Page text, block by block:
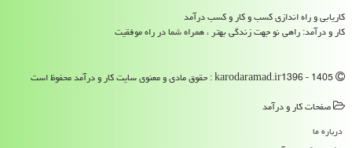
کاریابی و راه اندازی کسب و کار و کسب درآمد
کار و درآمد: راهی نو جهت زندگی بهتر ، همراه شما در راه موفقیت
صفحات كار و درآمد
درباره ما